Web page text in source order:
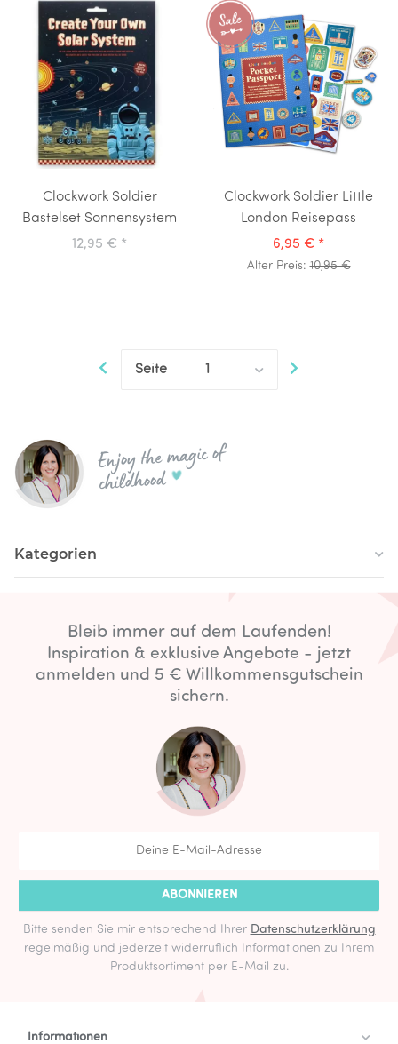
Clockwork Soldier
Bastelset Sonnensystem
12,95 € *
Clockwork Soldier Little
London Reisepass
6,95 € *
Alter Preis:10,95 €
Seite 1
Enjoy the magic of
childhood
Kategorien
Bleib immer auf dem Laufenden!
Inspiration & exklusive Angebote - jetzt
anmelden und 5 € Willkommensgutschein
sichern.
ABONNIEREN
Bitte senden Sie mir entsprechend Ihrer Datenschutzerklärung
regelmäßig und jederzeit widerruflich Informationen zu Ihrem
Produktsortiment per E-Mail zu.
Informationen